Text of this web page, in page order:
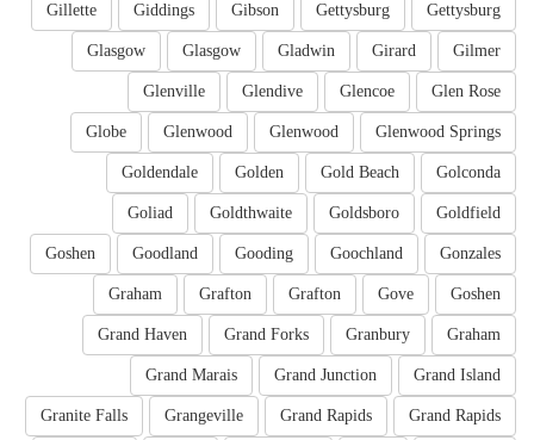
Gettysburg
Gettysburg
Gibson
Giddings
Gillette
Gilmer
Girard
Gladwin
Glasgow
Glasgow
Glen Rose
Glencoe
Glendive
Glenville
Glenwood Springs
Glenwood
Glenwood
Globe
Golconda
Gold Beach
Golden
Goldendale
Goldfield
Goldsboro
Goldthwaite
Goliad
Gonzales
Goochland
Gooding
Goodland
Goshen
Goshen
Gove
Grafton
Grafton
Graham
Graham
Granbury
Grand Forks
Grand Haven
Grand Island
Grand Junction
Grand Marais
Grand Rapids
Grand Rapids
Grangeville
Granite Falls